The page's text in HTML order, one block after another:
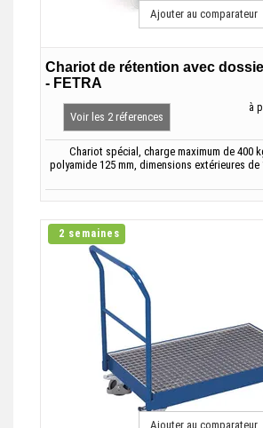
Chariot de rétention avec
- FETRA
Voir les 2 réferences
à
Chariot spécial, charge maximum de 400
polyamide 125 mm, dimensions extérieures de
Ajouter au comparateur
2 semaines
Ajouter au comparateur